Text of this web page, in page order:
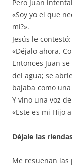
Pero Juan
«Soy yo el que
mí?».
Jesús le contestó:
«Déjalo ahora.
Entonces Juan
del agua; se
bajaba como
Y vino una voz
«Este es mi Hijo
Déjale las
Me resuenan las